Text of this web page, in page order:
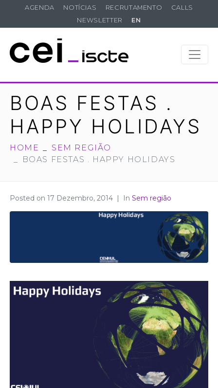
AGENDA NOTÍCIAS RECRUTAMENTO
CALLS
NEWSLETTER
EN
BOAS FESTAS .
HAPPY HOLIDAYS
HOME
SEM REGIÃO
BOAS FESTAS . HAPPY HOLIDAYS
Posted on 17 Dezembro, 2014 In Sem região